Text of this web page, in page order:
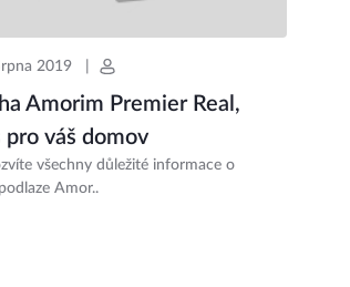
2019
Amorim Premier Real,
váš domov
všechny důležité informace o
Amor..